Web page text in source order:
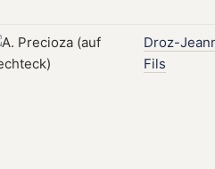
Droz-
Fils